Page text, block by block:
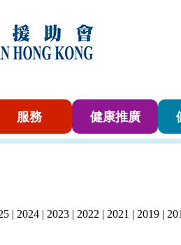
服務 健康推廣
| 2024 | 2023 | 2022 | 2021 | 2019 |